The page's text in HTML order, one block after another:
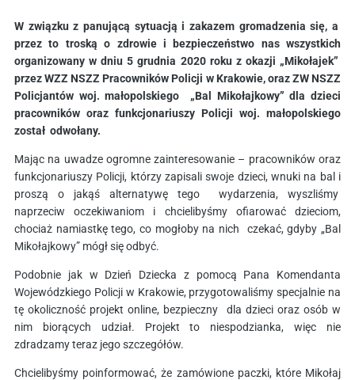
W związku z panującą sytuacją i zakazem gromadzenia się, a
przez to troską o zdrowie i bezpieczeństwo nas wszystkich
organizowany w dniu 5 grudnia 2020 roku z okazji „Mikołajek”
przez WZZ NSZZ Pracowników Policji w Krakowie, oraz ZW NSZZ
Policjantów woj. małopolskiego „Bal Mikołajkowy” dla dzieci
pracowników oraz funkcjonariuszy Policji woj. małopolskiego
został odwołany.
Mając na uwadze ogromne zainteresowanie – pracowników oraz
funkcjonariuszy Policji, którzy zapisali swoje dzieci, wnuki na bal i
proszą o jakąś alternatywę tego wydarzenia, wyszliśmy
naprzeciw oczekiwaniom i chcielibyśmy ofiarować dzieciom,
chociaż namiastkę tego, co mogłoby na nich czekać, gdyby „Bal
Mikołajkowy” mógł się odbyć.
Podobnie jak w Dzień Dziecka z pomocą Pana Komendanta
Wojewódzkiego Policji w Krakowie, przygotowaliśmy specjalnie na
tę okoliczność projekt online, bezpieczny dla dzieci oraz osób w
nim biorących udział. Projekt to niespodzianka, więc nie
zdradzamy teraz jego szczegółów.
Chcielibyśmy poinformować, że zamówione paczki, które Mikołaj